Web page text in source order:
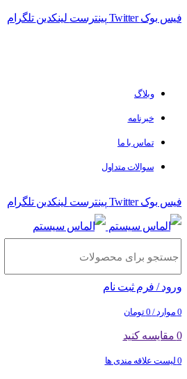
فیس بوک Twitter پینترست لینکدین تلگرام
وبلاگ
خبرنامه
تماس با ما
سوالات متداول
فیس بوک Twitter پینترست لینکدین تلگرام
ورود / فرم ثبت نام
0 موارد /
0 تومان
0 مقایسه کنید
0 لیست علاقه مندی ها